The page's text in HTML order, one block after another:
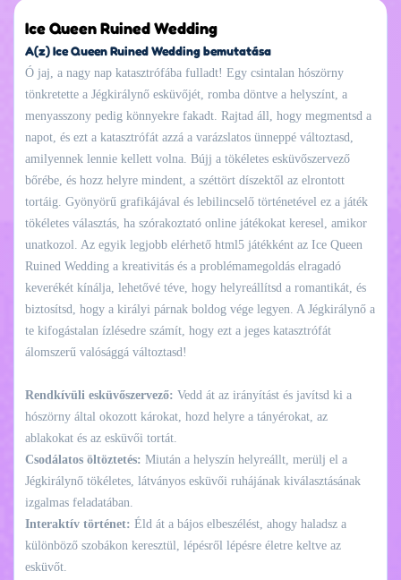
Ice Queen Ruined Wedding
A(z) Ice Queen Ruined Wedding bemutatása
Ó jaj, a nagy nap katasztrófába fulladt! Egy csintalan hószörny
tönkretette a Jégkirálynő esküvőjét, romba döntve a helyszínt, a
menyasszony pedig könnyekre fakadt. Rajtad áll, hogy megmentsd a
napot, és ezt a katasztrófát azzá a varázslatos ünneppé változtasd,
amilyennek lennie kellett volna. Bújj a tökéletes esküvőszervező
bőrébe, és hozz helyre mindent, a széttört díszektől az elrontott
tortáig. Gyönyörű grafikájával és lebilincselő történetével ez a játék
tökéletes választás, ha szórakoztató online játékokat keresel, amikor
unatkozol. Az egyik legjobb elérhető html5 játékként az Ice Queen
Ruined Wedding a kreativitás és a problémamegoldás elragadó
keverékét kínálja, lehetővé téve, hogy helyreállítsd a romantikát, és
biztosítsd, hogy a királyi párnak boldog vége legyen. A Jégkirálynő a
te kifogástalan ízlésedre számít, hogy ezt a jeges katasztrófát
álomszerű valósággá változtasd!
Rendkívüli esküvőszervező: Vedd át az irányítást és javítsd ki a
hószörny által okozott károkat, hozd helyre a tányérokat, az
ablakokat és az esküvői tortát.
Csodálatos öltöztetés: Miután a helyszín helyreállt, merülj el a
Jégkirálynő tökéletes, látványos esküvői ruhájának kiválasztásának
izgalmas feladatában.
Interaktív történet: Éld át a bájos elbeszélést, ahogy haladsz a
különböző szobákon keresztül, lépésről lépésre életre keltve az
esküvőt.